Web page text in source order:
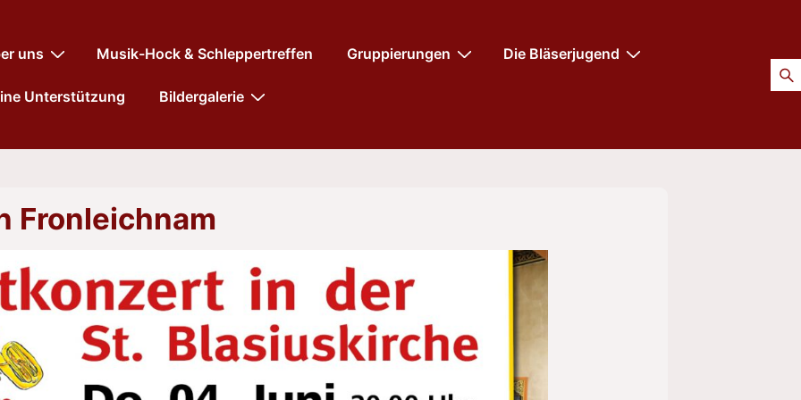
uns Musik-Hock & Schleppertreffen Gruppierungen Die Bläserjugend
Unterstützung Bildergalerie
Fronleichnam